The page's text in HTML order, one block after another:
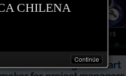
2015
CHILENA
Continúe